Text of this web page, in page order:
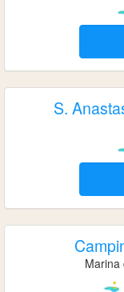
S.
Marina